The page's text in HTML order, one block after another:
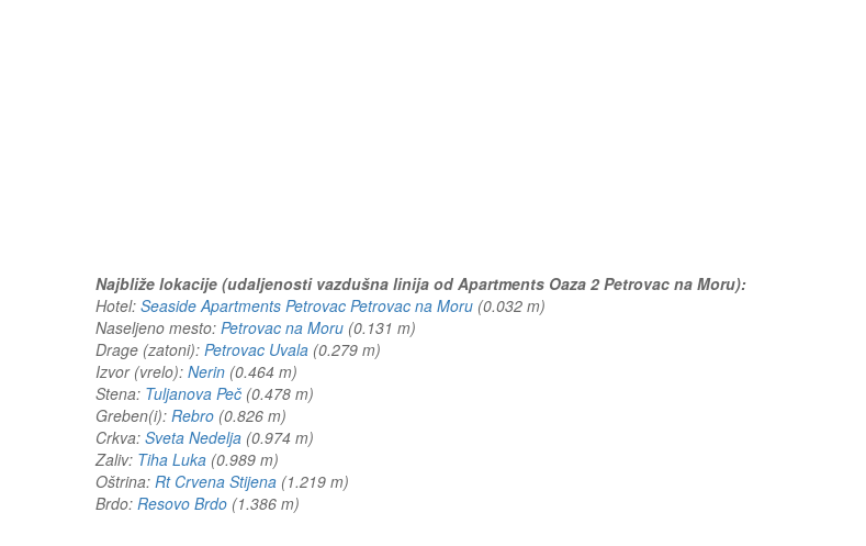
Najbliže lokacije (udaljenosti vazdušna linija od Apartments Oaza 2 Petrovac na Moru):
Hotel: Seaside Apartments Petrovac Petrovac na Moru (0.032 m)
Naseljeno mesto: Petrovac na Moru (0.131 m)
Drage (zatoni): Petrovac Uvala (0.279 m)
Izvor (vrelo): Nerin (0.464 m)
Stena: Tuljanova Peč (0.478 m)
Greben(i): Rebro (0.826 m)
Crkva: Sveta Nedelja (0.974 m)
Zaliv: Tiha Luka (0.989 m)
Oštrina: Rt Crvena Stijena (1.219 m)
Brdo: Resovo Brdo (1.386 m)